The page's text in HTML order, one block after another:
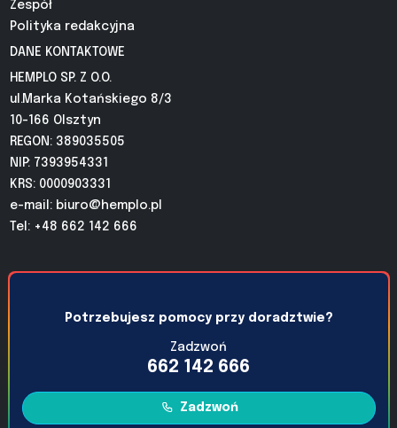
Zespół
Polityka redakcyjna
DANE KONTAKTOWE
HEMPLO SP. Z O.O.
ul.Marka Kotańskiego 8/3
10-166 Olsztyn
REGON: 389035505
NIP: 7393954331
KRS: 0000903331
e-mail: biuro@hemplo.pl
Tel: +48 662 142 666
Potrzebujesz pomocy przy doradztwie?
Zadzwoń
662 142 666
Zadzwoń